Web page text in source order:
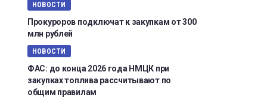
НОВОСТИ
Прокуроров подключат к закупкам от 300
млн рублей
НОВОСТИ
ФАС: до конца 2026 года НМЦК при
закупках топлива рассчитывают по
общим правилам